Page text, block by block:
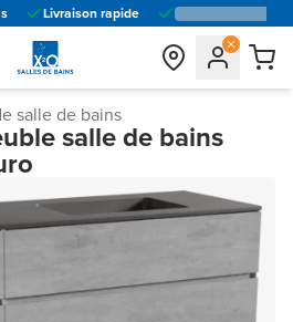
Livraison rapide
salle de bains
salle de bains